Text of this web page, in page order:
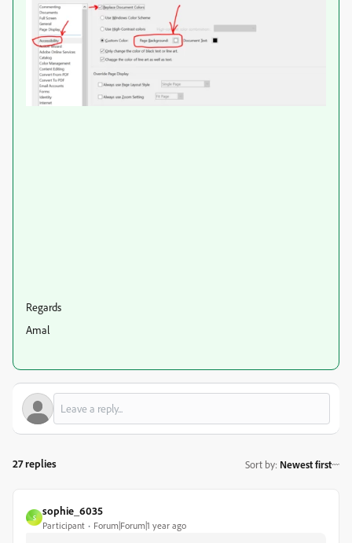
Regards
Amal
27 replies Sort by: Newest first
S
sophie_6035
Participant Forum|Forum|1 year ago